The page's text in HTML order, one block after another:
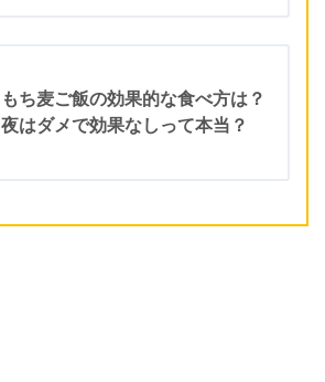
もち麦ご飯の効果的な食べ方は？
夜はダメで効果なしって本当？